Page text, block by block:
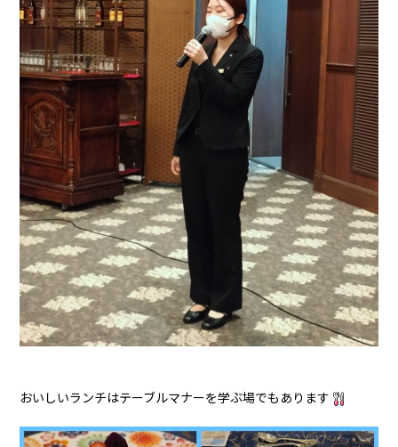
おいしいランチはテーブルマナーを学ぶ場でもあります